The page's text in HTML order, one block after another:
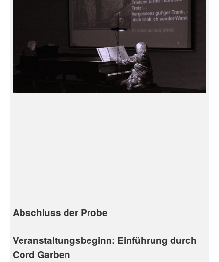
Abschluss der Probe
Veranstaltungsbeginn: Einführung durch
Cord Garben